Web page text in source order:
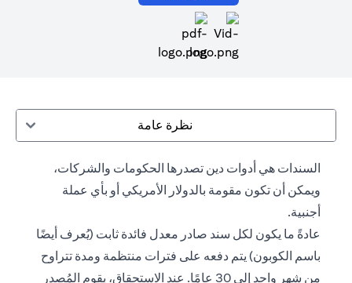
نظرة عامة
السندات هي أدوات دين تصدرها الحكومات والشركات،
ويمكن أن تكون مقومة بالدولار الأمريكي أو بأي عملة
أجنبية.
عادةً ما يكون لكل سند صادر معدل فائدة ثابت (يُعرف أيضًا
باسم الكوبون) يتم دفعه على فترات منتظمة ومدة تتراوح
من شهر واحد إلى 30 عامًا. عند الاستحقاق، يقوم المُصدر